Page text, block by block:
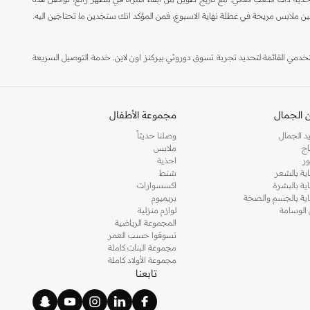
ملابس مريحة في عطلة نهاية الاسبوع، فمن المؤكد انك ستجدين ما تحتاجين اليه.
القائمة لتحديد تجربة تسوق دوروثي بيركنز اون لاين. خدمة التوصيل السريعة
الجمال
الجمال
بالشعر
بالبشرة
بالجسم والصحة
الوسامة
مجموعة الأطفال
وصلنا حديثاً
ملابس
احذية
شنط
اكسسوارات
بريميوم
لوازم منزلية
المجموعة الرياضية
تسوقوا حسب العمر
مجموعة البنات كاملة
مجموعة الأولاد كاملة
تابعنا